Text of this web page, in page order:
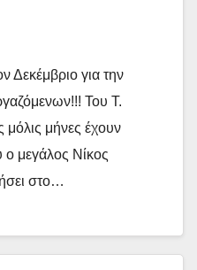
Δεκέμβριο για την
Του Τ.
μήνες έχουν
μεγάλος Νίκος
στο…